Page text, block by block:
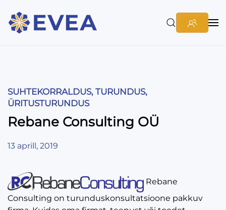
SUHTEKORRALDUS, TURUNDUS,
ÜRITUSTURUNDUS
Rebane Consulting OÜ
13 aprill, 2019
Rebane
Consulting on turunduskonsultatsioone pakkuv